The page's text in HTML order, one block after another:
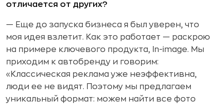
отличается от других?
— Еще до запуска бизнеса я был уверен, что
моя идея взлетит. Как это работает — раскрою
на примере ключевого продукта, In-image. Мы
приходим к автобренду и говорим:
«Классическая реклама уже неэффективна,
люди ее не видят. Поэтому мы предлагаем
уникальный формат: можем найти все фото